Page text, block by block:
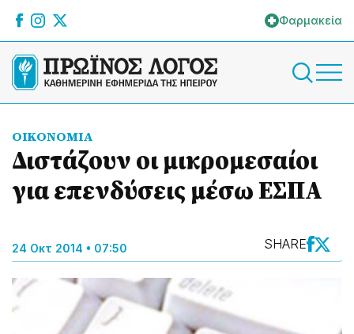
Φαρμακεία
ΟΙΚΟΝΟΜΙΑ
Διστάζουν οι μικρομεσαίοι
για επενδύσεις μέσω ΕΣΠΑ
24 Οκτ 2014 • 07:50 SHARE